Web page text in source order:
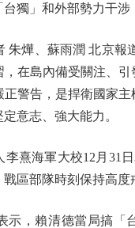
獨」和外部勢力干涉
燁、蘇雨潤 北京報道
，在島內備受關注、
警告，是捍衛國家
意志、強大能力。
海軍大校12月31日
區部隊時刻保持高
，賴清德當局搞「台